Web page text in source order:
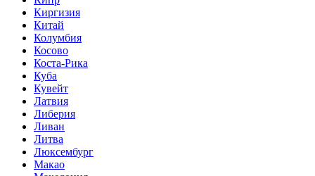
Киргизия
Китай
Колумбия
Косово
Коста-Рика
Куба
Кувейт
Латвия
Либерия
Ливан
Литва
Люксембург
Макао